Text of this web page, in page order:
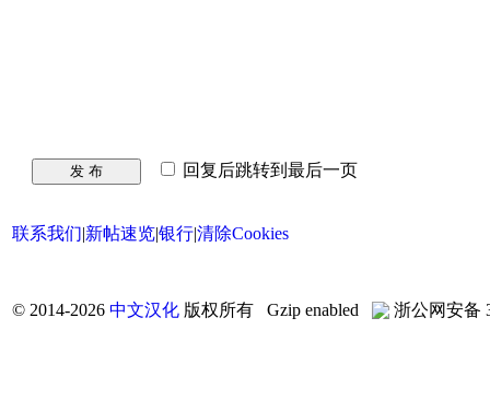
发 布 回复后跳转到最后一页
联系我们|新帖速览|银行|清除Cookies
© 2014-2026 中文汉化 版权所有 Gzip enabled 浙公网安备